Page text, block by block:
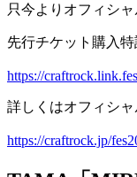
只今よりオフィシ
先行チケット購入
https://
詳しくはオフィシャ
https://craftrock.jp/